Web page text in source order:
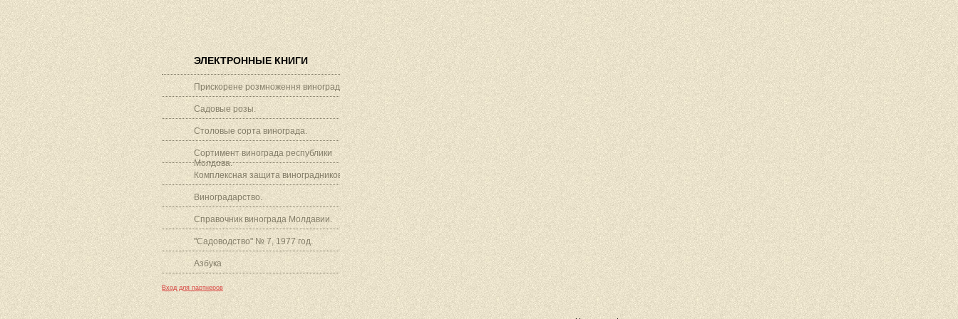
ЭЛЕКТРОННЫЕ КНИГИ
Прискорене розмноження винограду.
Садовые розы.
Столовые сорта винограда.
Сортимент винограда республики
Молдова.
Комплексная защита виноградников.
Виноградарство.
Справочник винограда Молдавии.
"Садоводство" № 7, 1977 год.
Азбука
Вход для партнеров